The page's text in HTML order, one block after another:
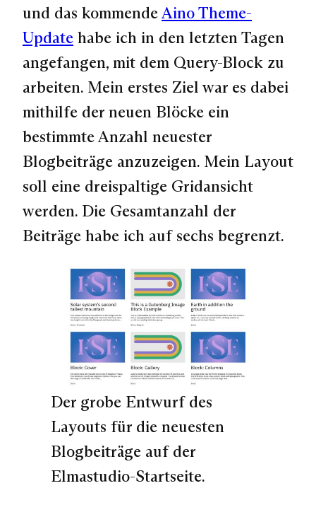
und das kommendeAino Theme-
Update habe ich in den letzten Tagen
angefangen, mit dem Query-Block zu
arbeiten. Mein erstes Ziel war es dabei
mithilfe der neuen Blöcke ein
bestimmte Anzahl neuester
Blogbeiträge anzuzeigen. Mein Layout
soll eine dreispaltige Gridansicht
werden. Die Gesamtanzahl der
Beiträge habe ich auf sechs begrenzt.
Der grobe Entwurf des
Layouts für die neuesten
Blogbeiträge auf der
Elmastudio-Startseite.